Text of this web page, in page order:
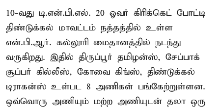
10-வது டி.என்.பி.எல். 20 ஓவர் கிரிக்கெட் போட்டி
திண்டுக்கல் மாவட்டம் நத்தத்தில் உள்ள
என்.பி.ஆர். கல்லூரி மைதானத்தில் நடந்து
வருகிறது. இதில் திருப்பூர் தமிழன்ஸ், சேப்பாக்
சூப்பர் கில்லீஸ், கோவை கிங்ஸ், திண்டுக்கல்
டிராகன்ஸ் உள்பட 8 அணிகள் பங்கேற்றுள்ளன.
ஒவ்வொரு அணியும் மற்ற அணியுடன் தலா ஒரு